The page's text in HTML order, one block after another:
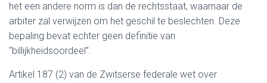
het een andere norm is dan de rechtsstaat, waarnaar de
arbiter zal verwijzen om het geschil te beslechten. Deze
bepaling bevat echter geen definitie van
“billijkheidsoordeel”.
Artikel 187 (2) van de Zwitserse federale wet over